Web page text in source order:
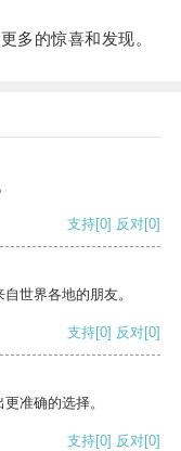
的惊喜和发现。
支持[0] 反对[0]
世界各地的朋友。
支持[0] 反对[0]
准确的选择。
支持[0] 反对[0]